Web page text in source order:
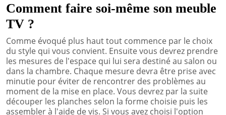
Comment faire soi-même son meuble
TV ?
Comme évoqué plus haut tout commence par le choix
du style qui vous convient. Ensuite vous devrez prendre
les mesures de l'espace qui lui sera destiné au salon ou
dans la chambre. Chaque mesure devra être prise avec
minutie pour éviter de rencontrer des problèmes au
moment de la mise en place. Vous devrez par la suite
découper les planches selon la forme choisie puis les
assembler à l'aide de vis. Si vous avez choisi l'option